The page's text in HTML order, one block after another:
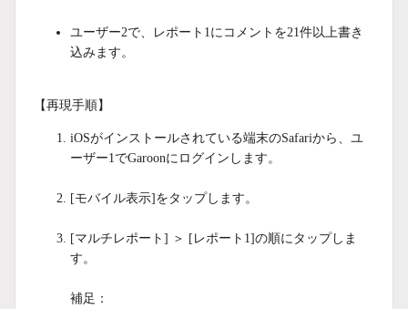
ユーザー2で、レポート1にコメントを21件以上書き
込みます。
【再現手順】
iOSがインストールされている端末のSafariから、ユ
ーザー1でGaroonにログインします。
[モバイル表示]をタップします。
[マルチレポート] ＞ [レポート1]の順に タップしま
す。
補足：